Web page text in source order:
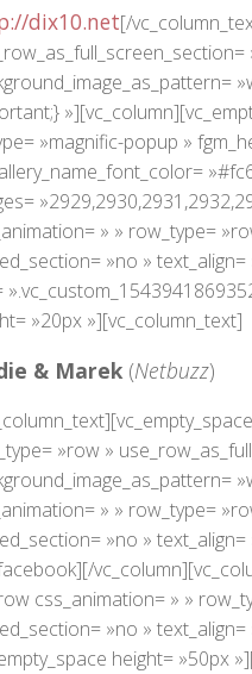
dix10.net[/
»magnific-popup »
» » row_type=
»no »
»20px »][vc_column_text]
& Marek (Netbuzz)
»row »
» » row_type=
»no »
css_animation= » »
»no »
height= »50px